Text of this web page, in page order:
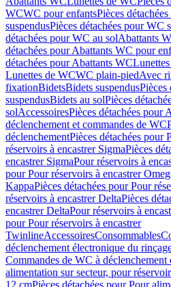
WCWC pour enfantsPièces
suspendusPièces détachées pour WC
détachées pour WC au solAbattants
détachées pour Abattants WC pour
détachées pour Abattants WC
Lunettes de WCWC plain-piedAvec
fixationBidetsBidets suspendusPièces
suspendusBidets au solPièces
solAccessoiresPièces détachées pour
déclenchement et commandes de WC
déclenchementPièces détachées pour
réservoirs à encastrer SigmaPièces
encastrer SigmaPour réservoirs à
pour Pour réservoirs à encastrer
KappaPièces détachées pour Pour
réservoirs à encastrer DeltaPièces
encastrer DeltaPour réservoirs à
pour Pour réservoirs à encastrer
TwinlineAccessoiresConsommables
déclenchement électronique du
Commandes de WC à
alimentation sur secteur, pour
12 cmPièces détachées pour Pour